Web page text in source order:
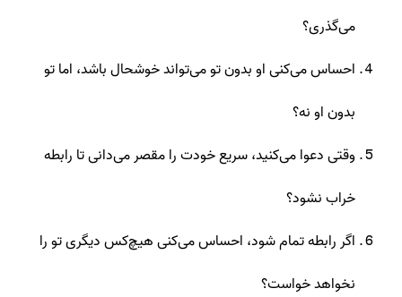
می‌گذری؟
احساس می‌کنی او بدون تو می‌تواند خوشحال باشد، اما تو
بدون او نه؟
وقتی دعوا می‌کنید، سریع خودت را مقصر می‌دانی تا رابطه
خراب نشود؟
اگر رابطه تمام شود، احساس می‌کنی هیچ‌کس دیگری تو را
نخواهد خواست؟